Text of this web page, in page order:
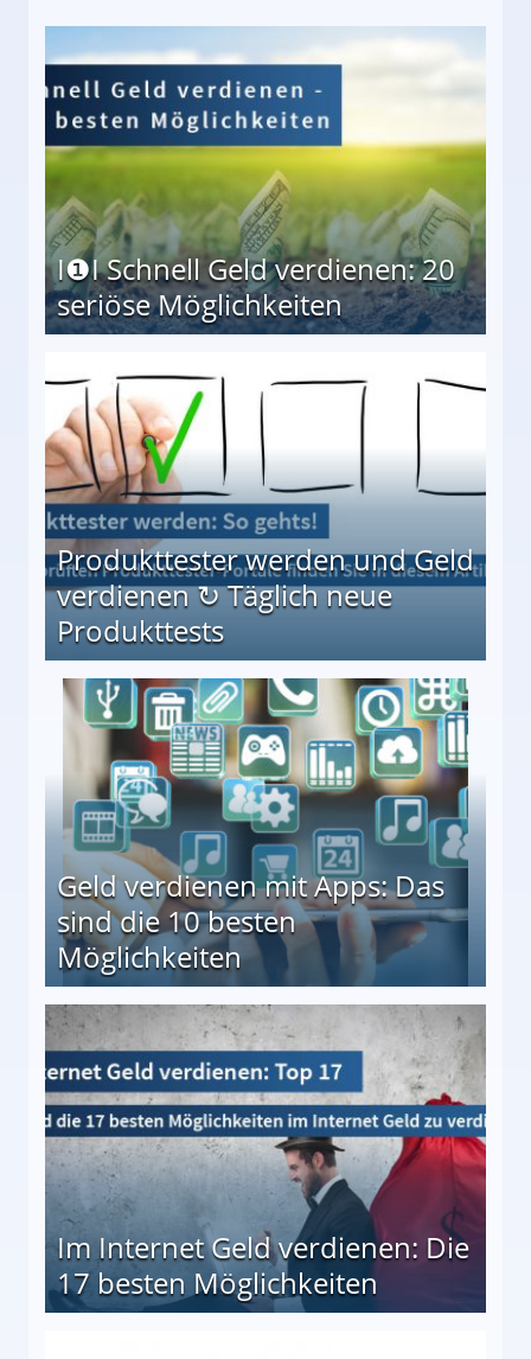
I❶I Schnell Geld verdienen: 20
seriöse Möglichkeiten
Produkttester werden und Geld
verdienen ↻ Täglich neue
Produkttests
↻ Täglich neue Produkttests
Geld verdienen mit Apps: Das
sind die 10 besten
Möglichkeiten
besten Möglichkeiten
Im Internet Geld verdienen: Die
17 besten Möglichkeiten